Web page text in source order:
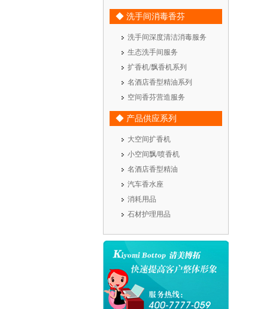
◆ 洗手间消毒香芬
洗手间深度清洁消毒服务
生态洗手间服务
扩香机/飘香机系列
名酒店香型精油系列
空间香芬营造服务
◆ 产品供应系列
大空间扩香机
小空间飘/喷香机
名酒店香型精油
汽车香水座
消耗用品
石材护理用品